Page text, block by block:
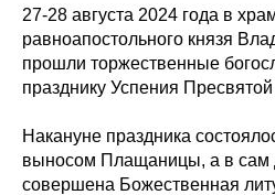
27-28 августа 2024 года в
равноапостольного князя
прошли торжественные
празднику Успения
Накануне праздника
выносом Плащаницы, а в сам
совершена Божественная